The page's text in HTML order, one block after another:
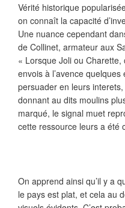
Vérité historique
on connaît la capacité
Une nuance cependant
de Collinet, armateur aux
« Lorsque Joli ou
envois à l’avence
persuader en leurs
donnant au dits moulins
marqué, le signal muet
cette ressource leurs a été
On apprend ainsi qu’il y a
le pays est plat, et cela au